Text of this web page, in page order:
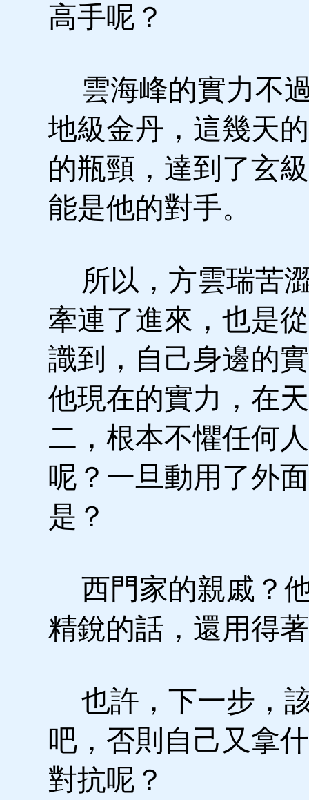
高手呢？
雲海峰的實力不
地級金丹，這幾天
的瓶頸，達到了玄
能是他的對手。
所以，方雲瑞苦
牽連了進來，也是
識到，自己身邊的
他現在的實力，在
二，根本不懼任何
呢？一旦動用了外
是？
西門家的親戚？
精銳的話，還用得
也許，下一步，
吧，否則自己又拿
對抗呢？